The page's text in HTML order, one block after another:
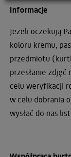
Informacje
Jeżeli oczekują
koloru kremu,
przedmiotu
przesłanie zdjęć
celu weryfikacji
w celu dobrania
wysłać do nas